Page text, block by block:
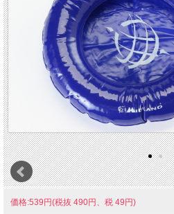
価格:539円(税抜 490円、税 49円)